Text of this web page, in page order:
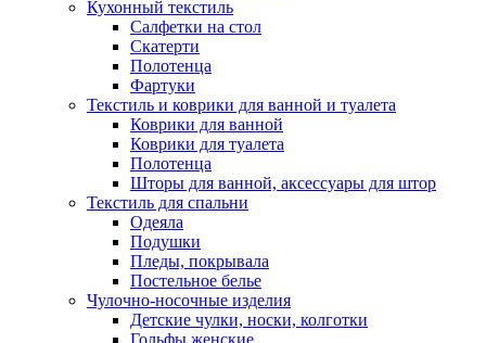
Кухонный текстиль
Салфетки на стол
Скатерти
Полотенца
Фартуки
Текстиль и коврики для ванной и туалета
Коврики для ванной
Коврики для туалета
Полотенца
Шторы для ванной, аксессуары для штор
Текстиль для спальни
Одеяла
Подушки
Пледы, покрывала
Постельное белье
Чулочно-носочные изделия
Детские чулки, носки, колготки
Гольфы женские